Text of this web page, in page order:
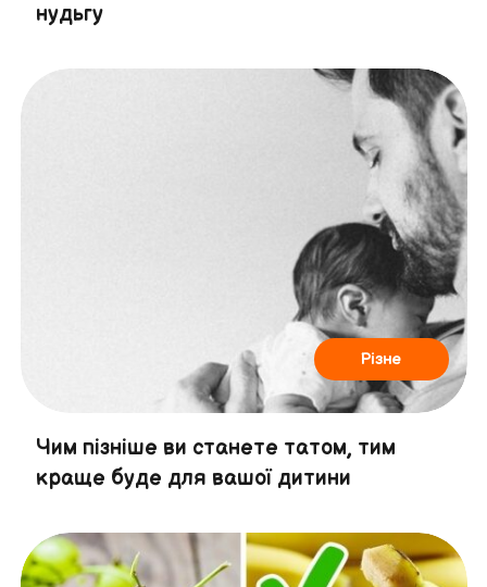
нудьгу
Різне
Чим пізніше ви станете татом, тим
краще буде для вашої дитини